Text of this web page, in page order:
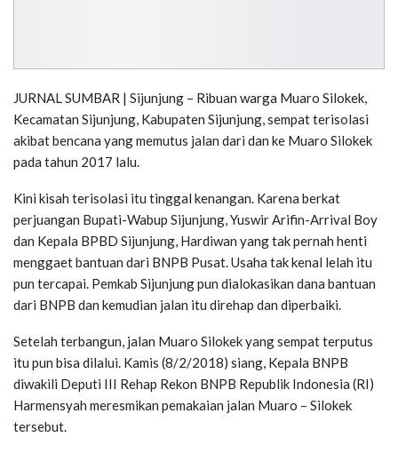
JURNAL SUMBAR | Sijunjung – Ribuan warga Muaro Silokek,
Kecamatan Sijunjung, Kabupaten Sijunjung, sempat terisolasi
akibat bencana yang memutus jalan dari dan ke Muaro Silokek
pada tahun 2017 lalu.
Kini kisah terisolasi itu tinggal kenangan. Karena berkat
perjuangan Bupati-Wabup Sijunjung, Yuswir Arifin-Arrival Boy
dan Kepala BPBD Sijunjung, Hardiwan yang tak pernah henti
menggaet bantuan dari BNPB Pusat. Usaha tak kenal lelah itu
pun tercapai. Pemkab Sijunjung pun dialokasikan dana bantuan
dari BNPB dan kemudian jalan itu direhap dan diperbaiki.
Setelah terbangun, jalan Muaro Silokek yang sempat terputus
itu pun bisa dilalui. Kamis (8/2/2018) siang, Kepala BNPB
diwakili Deputi III Rehap Rekon BNPB Republik Indonesia (RI)
Harmensyah meresmikan pemakaian jalan Muaro – Silokek
tersebut.